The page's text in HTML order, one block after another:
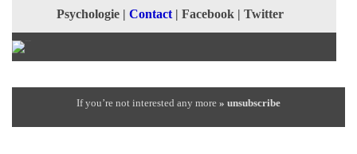
Psychologie| Contact| Facebook| Twitter
If you’re not interested any more » unsubscribe